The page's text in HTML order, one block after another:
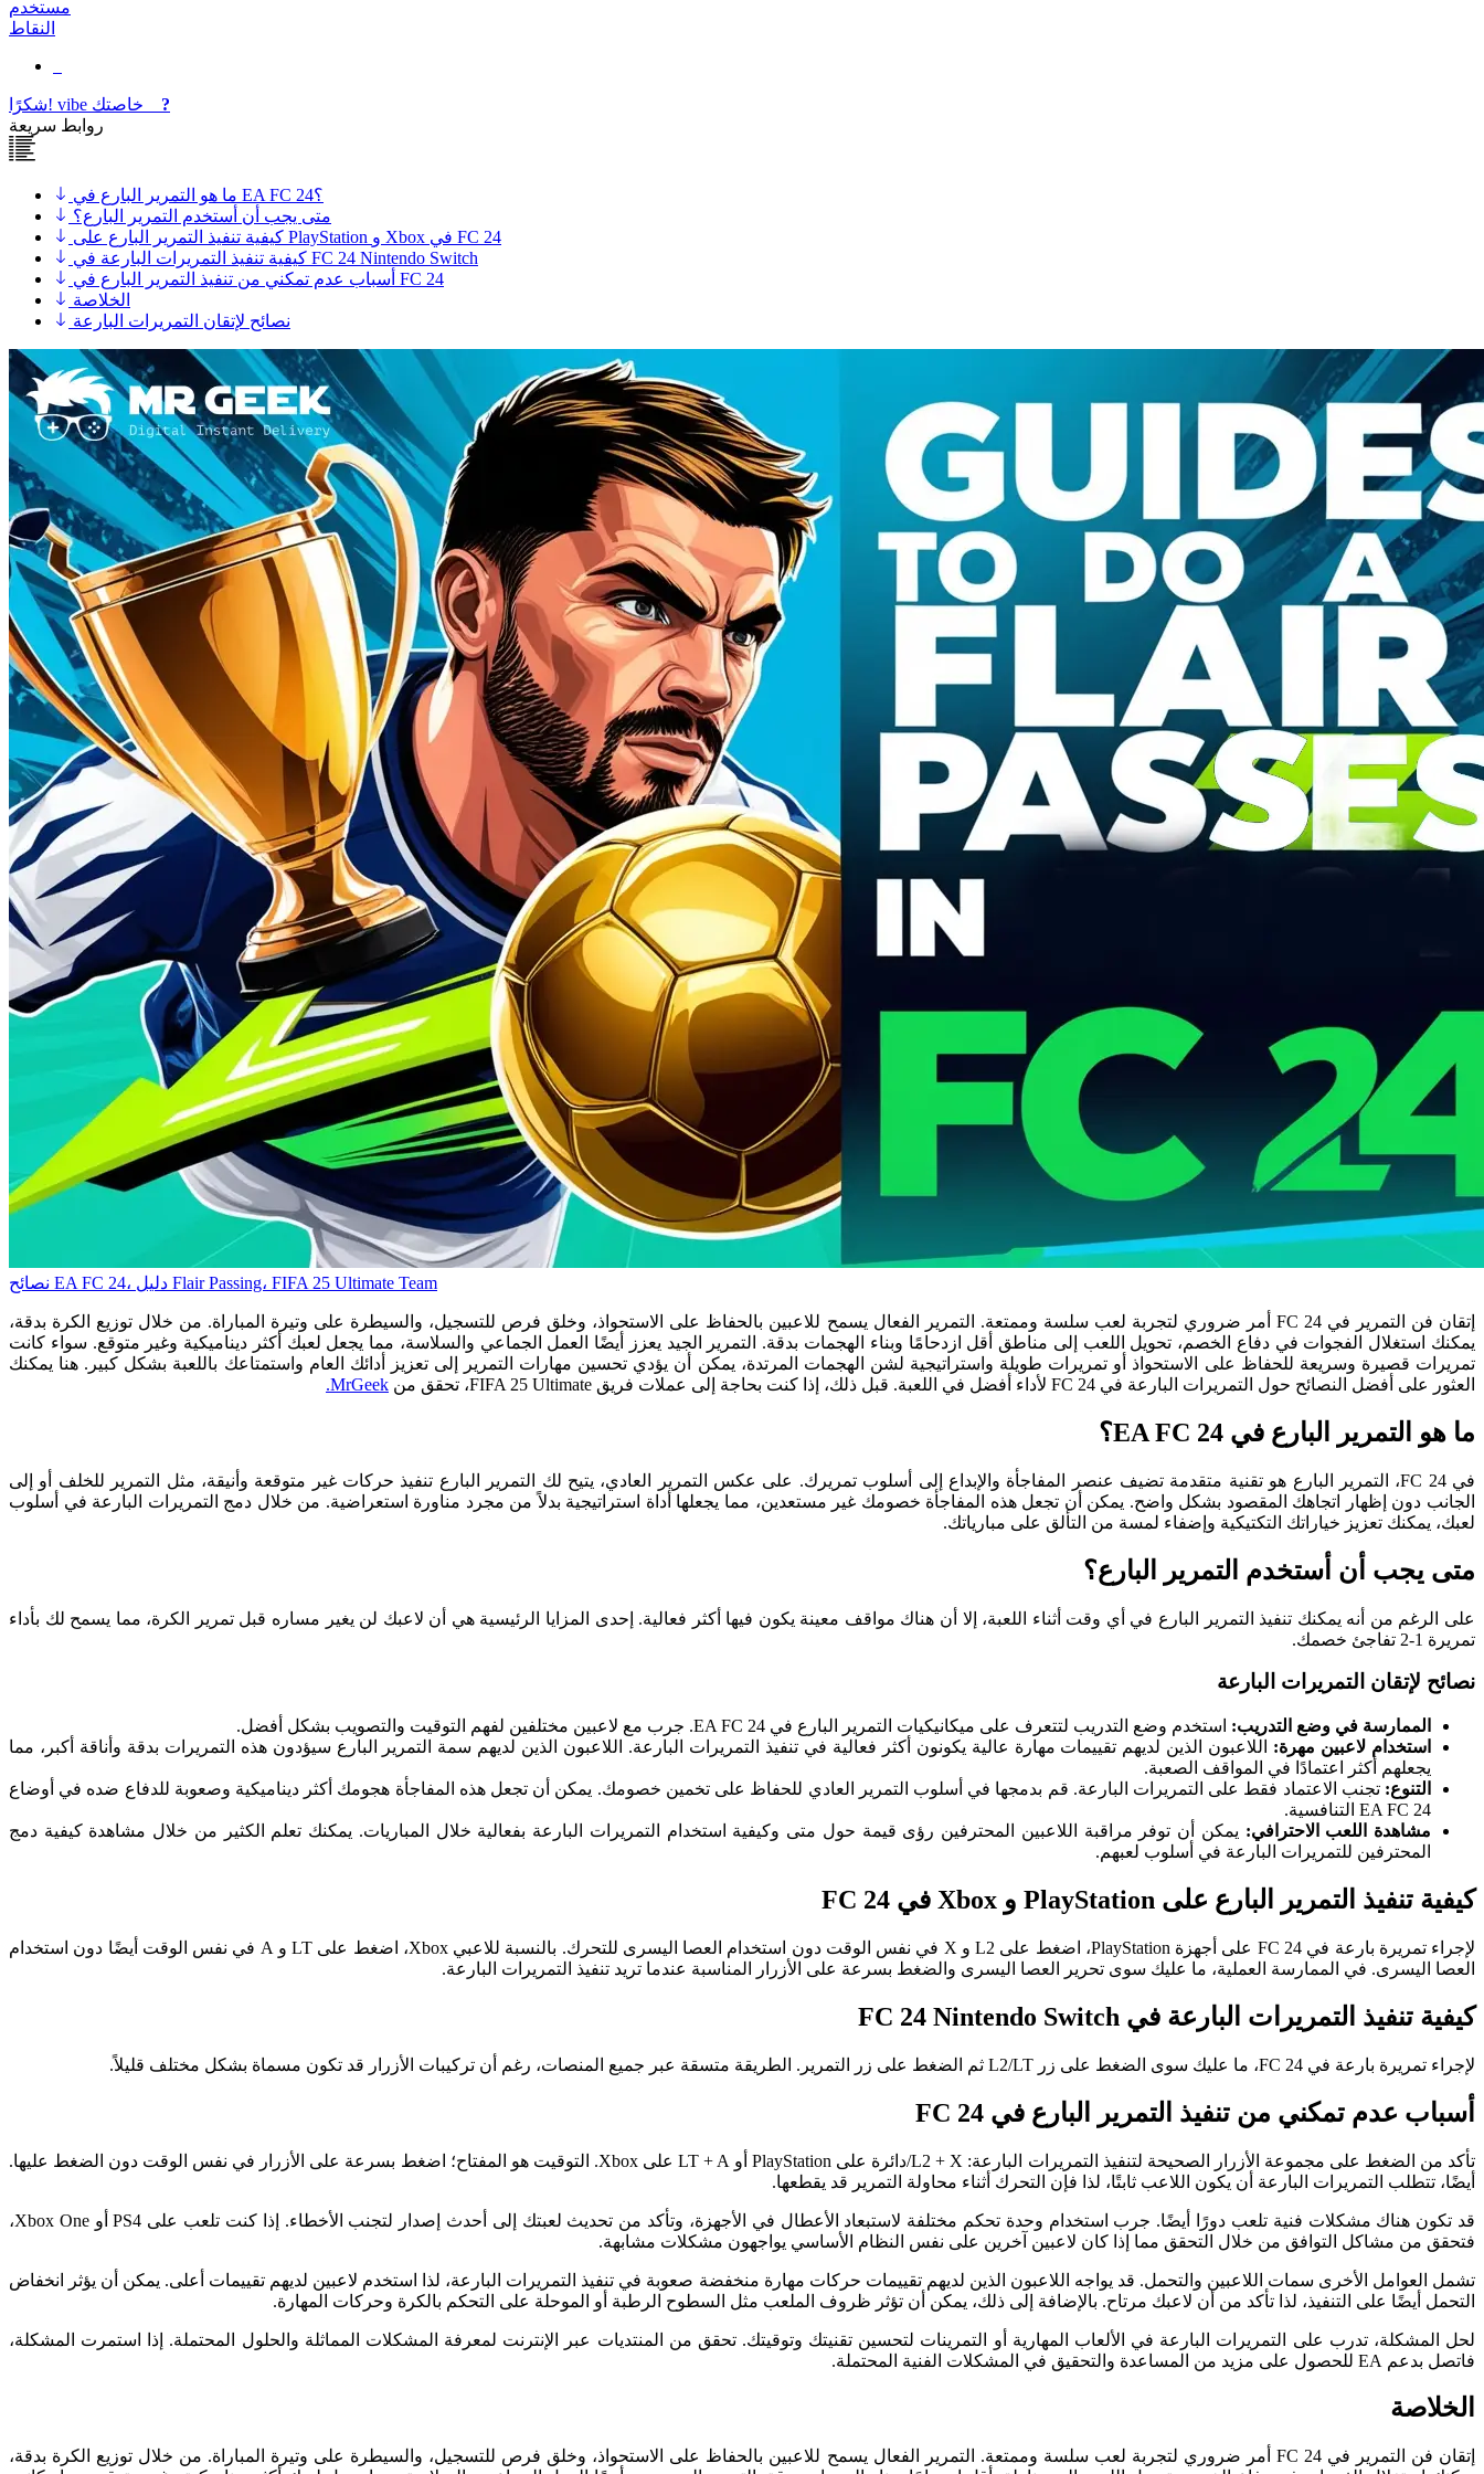
مستخدم
النقاط
شكرًا! vibe
?
روابط سريعة
ما هو التمرير البارع في EA FC 24؟
متى يجب أن أستخدم التمرير البارع؟
كيفية تنفيذ التمرير البارع على PlayStation و Xbox في FC 24
كيفية تنفيذ التمريرات البارعة في FC 24 Nintendo Switch
أسباب عدم تمكني من تنفيذ التمرير البارع في FC 24
الخلاصة
نصائح لإتقان التمريرات البارعة
نصائح EA FC 24، دليل Flair Passing، FIFA 25 Ultimate Team
إتقان فن التمرير في FC 24 أمر ضروري لتجربة لعب سلسة وممتعة. التمرير الفعال يسمح للاعبين بالحفاظ على الاستحواذ، وخلق فرص للتسجيل، والسيطرة على وتيرة المباراة. من خلال توزيع الكرة بدقة،
يمكنك استغلال الفجوات في دفاع الخصم، تحويل اللعب إلى مناطق أقل ازدحامًا وبناء الهجمات بدقة. التمرير الجيد يعزز أيضًا العمل الجماعي والسلاسة، مما يجعل لعبك أكثر ديناميكية وغير متوقع. سواء كانت
تمريرات قصيرة وسريعة للحفاظ على الاستحواذ أو تمريرات طويلة واستراتيجية لشن الهجمات المرتدة، يمكن أن يؤدي تحسين مهارات التمرير إلى تعزيز أدائك العام واستمتاعك باللعبة بشكل كبير. هنا يمكنك
العثور على أفضل النصائح حول التمريرات البارعة في FC 24 لأداء أفضل في اللعبة. قبل ذلك، إذا كنت بحاجة إلى عملات فريق FIFA 25 Ultimate، تحقق من
MrGeek.
ما هو التمرير البارع في EA FC 24؟
في FC 24، التمرير البارع هو تقنية متقدمة تضيف عنصر المفاجأة والإبداع إلى أسلوب تمريرك. على عكس التمرير العادي، يتيح لك التمرير البارع تنفيذ حركات غير متوقعة وأنيقة، مثل التمرير للخلف أو إلى
الجانب دون إظهار اتجاهك المقصود بشكل واضح. يمكن أن تجعل هذه المفاجأة خصومك غير مستعدين، مما يجعلها أداة استراتيجية بدلاً من مجرد مناورة استعراضية. من خلال دمج التمريرات البارعة في أسلوب
لعبك، يمكنك تعزيز خياراتك التكتيكية وإضفاء لمسة من التألق على مبارياتك.
متى يجب أن أستخدم التمرير البارع؟
على الرغم من أنه يمكنك تنفيذ التمرير البارع في أي وقت أثناء اللعبة، إلا أن هناك مواقف معينة يكون فيها أكثر فعالية. إحدى المزايا الرئيسية هي أن لاعبك لن يغير مساره قبل تمرير الكرة، مما يسمح لك بأداء
تمريرة 1-2 تفاجئ خصمك.
نصائح لإتقان التمريرات البارعة
الممارسة في وضع التدريب: استخدم وضع التدريب لتتعرف على ميكانيكيات التمرير البارع في EA FC 24. جرب مع لاعبين مختلفين لفهم التوقيت والتصويب بشكل أفضل.
استخدام لاعبين مهرة: اللاعبون الذين لديهم تقييمات مهارة عالية يكونون أكثر فعالية في تنفيذ التمريرات البارعة. اللاعبون الذين لديهم سمة التمرير البارع سيؤدون هذه التمريرات بدقة وأناقة أكبر، مما
يجعلهم أكثر اعتمادًا في المواقف الصعبة.
التنوع: تجنب الاعتماد فقط على التمريرات البارعة. قم بدمجها في أسلوب التمرير العادي للحفاظ على تخمين خصومك. يمكن أن تجعل هذه المفاجأة هجومك أكثر ديناميكية وصعوبة للدفاع ضده في أوضاع
EA FC 24 التنافسية.
مشاهدة اللعب الاحترافي: يمكن أن توفر مراقبة اللاعبين المحترفين رؤى قيمة حول متى وكيفية استخدام التمريرات البارعة بفعالية خلال المباريات. يمكنك تعلم الكثير من خلال مشاهدة كيفية دمج
المحترفين للتمريرات البارعة في أسلوب لعبهم.
كيفية تنفيذ التمرير البارع على PlayStation و Xbox في FC 24
لإجراء تمريرة بارعة في FC 24 على أجهزة PlayStation، اضغط على L2 و X في نفس الوقت دون استخدام العصا اليسرى للتحرك. بالنسبة للاعبي Xbox، اضغط على LT و A في نفس الوقت أيضًا دون استخدام
العصا اليسرى. في الممارسة العملية، ما عليك سوى تحرير العصا اليسرى والضغط بسرعة على الأزرار المناسبة عندما تريد تنفيذ التمريرات البارعة.
كيفية تنفيذ التمريرات البارعة في FC 24 Nintendo Switch
لإجراء تمريرة بارعة في FC 24، ما عليك سوى الضغط على زر L2/LT ثم الضغط على زر التمرير. الطريقة متسقة عبر جميع المنصات، رغم أن تركيبات الأزرار قد تكون مسماة بشكل مختلف قليلاً.
أسباب عدم تمكني من تنفيذ التمرير البارع في FC 24
تأكد من الضغط على مجموعة الأزرار الصحيحة لتنفيذ التمريرات البارعة: L2 + X/دائرة على PlayStation أو LT + A على Xbox. التوقيت هو المفتاح؛ اضغط بسرعة على الأزرار في نفس الوقت دون الضغط عليها.
أيضًا، تتطلب التمريرات البارعة أن يكون اللاعب ثابتًا، لذا فإن التحرك أثناء محاولة التمرير قد يقطعها.
قد تكون هناك مشكلات فنية تلعب دورًا أيضًا. جرب استخدام وحدة تحكم مختلفة لاستبعاد الأعطال في الأجهزة، وتأكد من تحديث لعبتك إلى أحدث إصدار لتجنب الأخطاء. إذا كنت تلعب على PS4 أو Xbox One،
فتحقق من مشاكل التوافق من خلال التحقق مما إذا كان لاعبين آخرين على نفس النظام الأساسي يواجهون مشكلات مشابهة.
تشمل العوامل الأخرى سمات اللاعبين والتحمل. قد يواجه اللاعبون الذين لديهم تقييمات حركات مهارة منخفضة صعوبة في تنفيذ التمريرات البارعة، لذا استخدم لاعبين لديهم تقييمات أعلى. يمكن أن يؤثر انخفاض
التحمل أيضًا على التنفيذ، لذا تأكد من أن لاعبك مرتاح. بالإضافة إلى ذلك، يمكن أن تؤثر ظروف الملعب مثل السطوح الرطبة أو الموحلة على التحكم بالكرة وحركات المهارة.
لحل المشكلة، تدرب على التمريرات البارعة في الألعاب المهارية أو التمرينات لتحسين تقنيتك وتوقيتك. تحقق من المنتديات عبر الإنترنت لمعرفة المشكلات المماثلة والحلول المحتملة. إذا استمرت المشكلة،
فاتصل بدعم EA للحصول على مزيد من المساعدة والتحقيق في المشكلات الفنية المحتملة.
الخلاصة
إتقان فن التمرير في FC 24 أمر ضروري لتجربة لعب سلسة وممتعة. التمرير الفعال يسمح للاعبين بالحفاظ على الاستحواذ، وخلق فرص للتسجيل، والسيطرة على وتيرة المباراة. من خلال توزيع الكرة بدقة،